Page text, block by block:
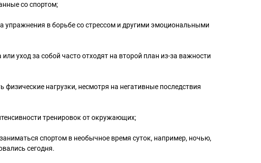
со спортом;
упражнения в борьбе со стрессом и другими эмоциональными
уход за собой часто отходят на второй план из-за важности
физические нагрузки, несмотря на негативные последствия
тренировок от окружающих;
спортом в необычное время суток, например, ночью,
сегодня.